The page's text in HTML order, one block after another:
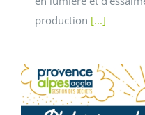
production [...]